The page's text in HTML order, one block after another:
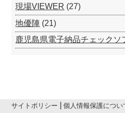
現場VIEWER (27)
地優陣 (21)
鹿児島県電子納品チェックソ
サイトポリシー 個人情報保護につい